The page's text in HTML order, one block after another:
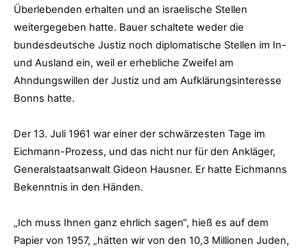
Überlebenden erhalten und an israelische Stellen
weitergegeben hatte. Bauer schaltete weder die
bundesdeutsche Justiz noch diplomatische Stellen im In-
und Ausland ein, weil er erhebliche Zweifel am
Ahndungswillen der Justiz und am Aufklärungsinteresse
Bonns hatte.
Der 13. Juli 1961 war einer der schwärzesten Tage im
Eichmann-Prozess, und das nicht nur für den Ankläger,
Generalstaatsanwalt Gideon Hausner. Er hatte Eichmanns
Bekenntnis in den Händen.
„Ich muss Ihnen ganz ehrlich sagen“, hieß es auf dem
Papier von 1957, „hätten wir von den 10,3 Millionen Juden,